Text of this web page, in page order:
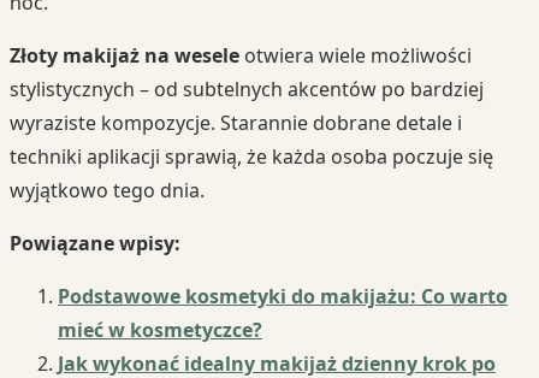
Złoty makijaż na wesele otwiera wiele możliwości
stylistycznych – od subtelnych akcentów po bardziej
wyraziste kompozycje. Starannie dobrane detale i
techniki aplikacji sprawią, że każda osoba poczuje się
wyjątkowo tego dnia.
Powiązane wpisy:
Podstawowe kosmetyki do makijażu: Co warto
mieć w kosmetyczce?
Jak wykonać idealny makijaż dzienny krok po